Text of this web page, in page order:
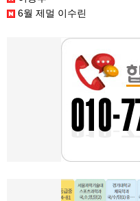
6월 제멀 이수린